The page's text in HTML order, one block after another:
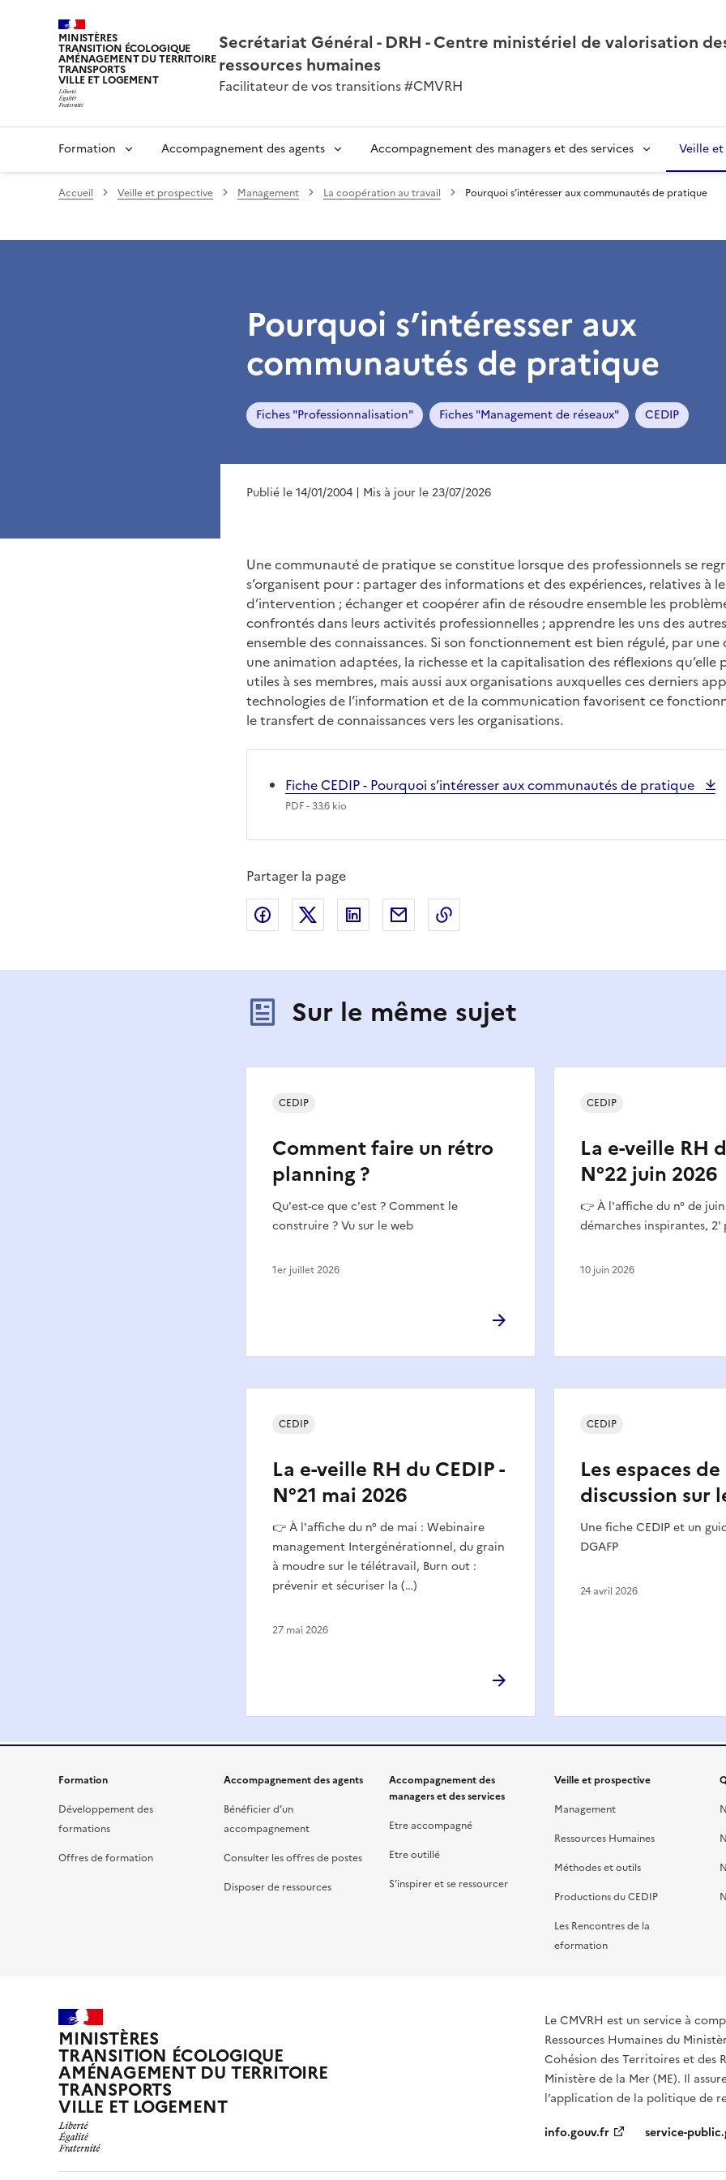
MINISTÈRES
TRANSITION ÉCOLOGIQUE
AMÉNAGEMENT DU TERRITOIRE
TRANSPORTS
VILLE ET LOGEMENT
Secrétariat Général - DRH - Centre ministériel de valorisation
ressources humaines
Facilitateur de vos transitions #CMVRH
Formation Accompagnement des agents Accompagnement des managers et des services Veille
Accueil Veille et prospective Management La coopération au travail Pourquoi s’intéresser aux communautés de pratique
Pourquoi s’intéresser aux
communautés de pratique
Fiches "Professionnalisation" Fiches "Management de réseaux" CEDIP
Publié le 14/01/2004 | Mis à jour le 23/07/2026
Une communauté de pratique se constitue lorsque des professionnels se
s’organisent pour : partager des informations et des expériences, relatives à
d’intervention ; échanger et coopérer afin de résoudre ensemble les
confrontés dans leurs activités professionnelles ; apprendre les uns des
ensemble des connaissances. Si son fonctionnement est bien régulé, par
une animation adaptées, la richesse et la capitalisation des réflexions
utiles à ses membres, mais aussi aux organisations auxquelles ces derniers
technologies de l’information et de la communication favorisent ce
le transfert de connaissances vers les organisations.
Fiche CEDIP - Pourquoi s’intéresser aux communautés de pratique
PDF- 33.6 kio
Partager la page
Partager sur Facebook
Partager sur XPartager sur LinkedIn
Partager par email
Sur le même sujet
Comment faire un rétro
planning ?
Qu'est-ce que c'est ? Comment le
construire ? Vu sur le web
CEDIP
1er juillet 2026
La e-veille RH
N°22 juin 2026
👉 À l'affiche du n° de
démarches inspirantes, 2'
CEDIP
10 juin 2026
La e-veille RH du CEDIP -
N°21 mai 2026
👉 À l'affiche du n° de mai : Webinaire
management Intergénérationnel, du grain
à moudre sur le télétravail, Burn out :
prévenir et sécuriser la (…)
CEDIP
27 mai 2026
Les espaces de
discussion sur
Une fiche CEDIP et un
DGAFP
CEDIP
24 avril 2026
Formation
Développement des
formations
Offres de formation
Accompagnement des agents
Bénéficier d’un
accompagnement
Consulter les offres de postes
Disposer de ressources
Accompagnement des
managers et des services
Etre accompagné
Etre outillé
S’inspirer et se ressourcer
Veille et prospective
Management
Ressources Humaines
Méthodes et outils
Productions du CEDIP
Les Rencontres de la
eformation
MINISTÈRES
TRANSITION ÉCOLOGIQUE
AMÉNAGEMENT DU TERRITOIRE
TRANSPORTS
VILLE ET LOGEMENT
Le CMVRH est un service à
Ressources Humaines du
Cohésion des Territoires et des
Ministère de la Mer (ME). Il
l’application de la politique de
info.gouv.fr
service-